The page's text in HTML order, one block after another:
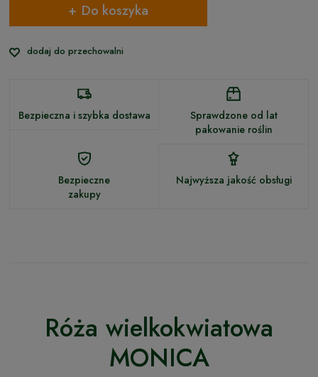
Do koszyka
dodaj do przechowalni
Bezpieczna i szybka dostawa
Sprawdzone od lat
pakowanie roślin
Bezpieczne
zakupy
Najwyższa jakość obsługi
Róża wielkokwiatowa
MONICA